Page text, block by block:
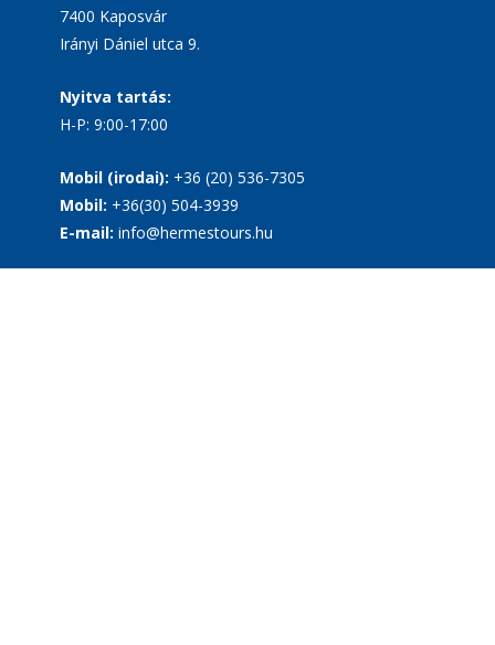
7400 Kaposvár
Irányi Dániel utca 9.
Nyitva tartás:
H-P: 9:00-17:00
Mobil (irodai): +36 (20) 536-7305
Mobil: +36(30) 504-3939
E-mail: info@hermestours.hu